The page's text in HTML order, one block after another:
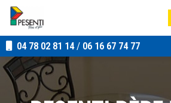
Aller
contenu
principal
04 78 02 81 14/ 06 16 67 74 77